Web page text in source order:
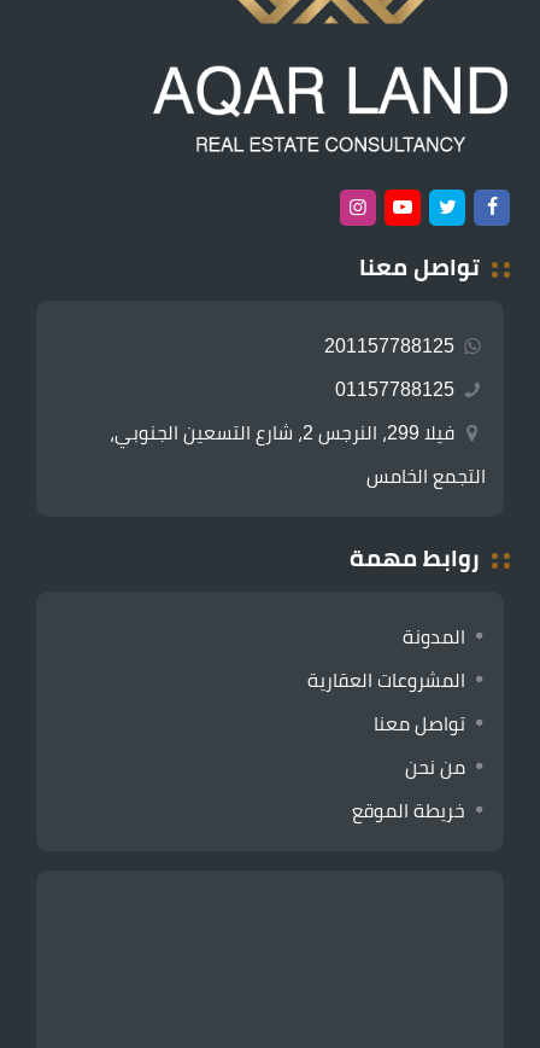
تواصل معنا
201157788125
01157788125
فيلا 299، النرجس 2، شارع التسعين الجنوبي،
التجمع الخامس
روابط مهمة
المدونة
المشروعات العقارية
تواصل معنا
من نحن
خريطة الموقع